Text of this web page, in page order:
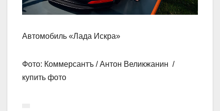
Автомобиль «Лада Искра»
Фото: Коммерсантъ / Антон Великжанин /
купить фото